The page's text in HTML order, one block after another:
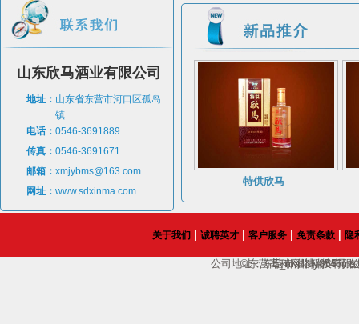
山东欣马酒业有限公司
地址： 山东省东营市河口区孤岛
镇
电话： 0546-3691889
传真： 0546-3691671
邮箱： xmjybms@163.com
网址： www.sdxinma.com
特供欣马
关于我们 诚聘英才 客户服务 免责条款 隐
©东营高科网络科技有限
公司地址：东营市淄博路65号